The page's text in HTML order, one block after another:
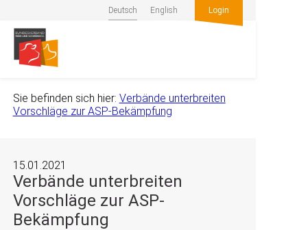
Deutsch English Login
Sie befinden sich hier: Verbände unterbreiten
Vorschläge zur ASP-Bekämpfung
15.01.2021
Verbände unterbreiten
Vorschläge zur ASP-
Bekämpfung